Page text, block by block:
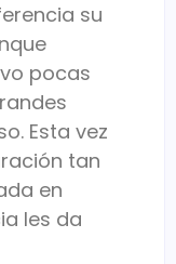
su
pocas
Esta vez
tan
en
les da